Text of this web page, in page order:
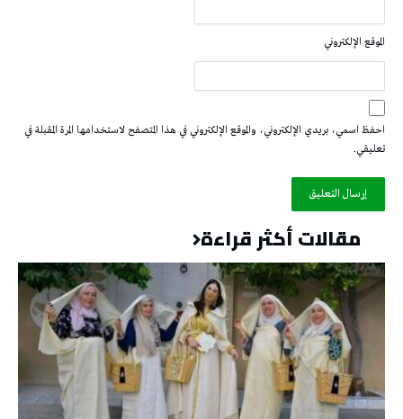
الموقع الإلكتروني
احفظ اسمي، بريدي الإلكتروني، والموقع الإلكتروني في هذا المتصفح لاستخدامها المرة المقبلة في
تعليقي.
مقالات أكثر قراءة